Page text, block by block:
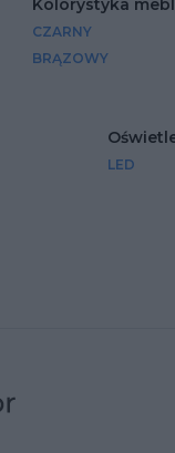
Kolorystyka
CZARNY
BRĄZOWY
LED